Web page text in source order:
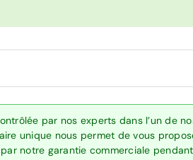
par nos experts dans l’un de
unique nous permet de vous
notre garantie commerciale pendant